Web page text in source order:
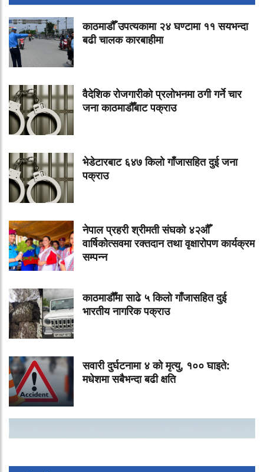
काठमाडौँ उपत्यकामा २४ घण्टामा ११ सयभन्दा
बढी चालक कारबाहीमा
वैदेशिक रोजगारीको प्रलोभनमा ठगी गर्ने चार
जना काठमाडौँबाट पक्राउ
भेडेटारबाट ६४७ किलो गाँजासहित दुई जना
पक्राउ
नेपाल प्रहरी श्रीमती संघको ४२औँ
वार्षिकोत्सवमा रक्तदान तथा वृक्षारोपण कार्यक्रम
सम्पन्न
काठमाडौँमा साढे ५ किलो गाँजासहित दुई
भारतीय नागरिक पक्राउ
सवारी दुर्घटनामा ४ को मृत्यु, १०० घाइते:
मधेशमा सबैभन्दा बढी क्षति